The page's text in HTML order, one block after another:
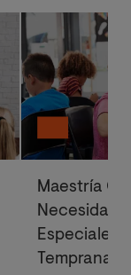
Maestría
Especiales
Temprana